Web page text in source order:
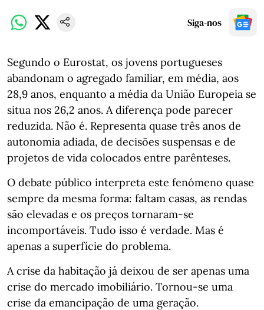
Siga-nos
Segundo o Eurostat, os jovens portugueses
abandonam o agregado familiar, em média, aos
28,9 anos, enquanto a média da União Europeia se
situa nos 26,2 anos. A diferença pode parecer
reduzida. Não é. Representa quase três anos de
autonomia adiada, de decisões suspensas e de
projetos de vida colocados entre parênteses.
O debate público interpreta este fenómeno quase
sempre da mesma forma: faltam casas, as rendas
são elevadas e os preços tornaram-se
incomportáveis. Tudo isso é verdade. Mas é
apenas a superfície do problema.
A crise da habitação já deixou de ser apenas uma
crise do mercado imobiliário. Tornou-se uma
crise da emancipação de uma geração.